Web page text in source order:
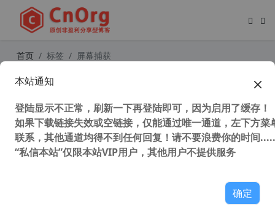
首页 标签 屏幕捕获
实用小巧的截图工具 WinSnap v5.3.4
获
本站通知
登陆显示不正常，刷新一下再登陆即可，因为启用了缓存！
如果下载链接失效或空链接，仅能通过唯一通道，左下方菜
联系，其他通道均得不到任何回复！请不要浪费你的时间
“私信本站”仅限本站VIP用户，其他用户不提供服务
确定